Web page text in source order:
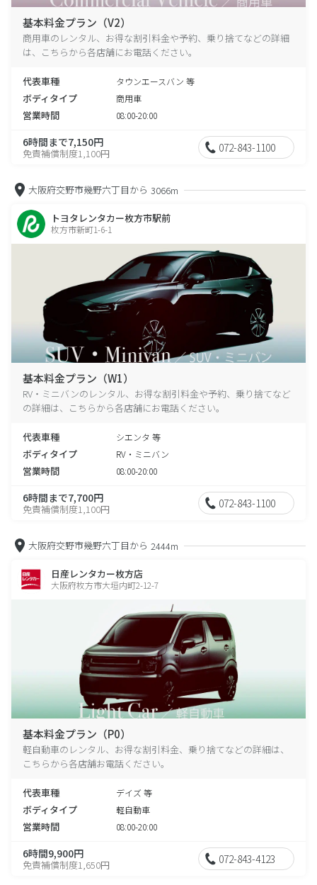
基本料金プラン（V2）
商用車のレンタル、お得な割引料金や予約、乗り捨てなどの詳細
は、こちらから各店舗にお電話ください。
代表車種 タウンエースバン 等
ボディタイプ 商用車
営業時間 08:00-20:00
6時間まで7,150円
免責補償制度1,100円 072-843-1100
大阪府交野市幾野六丁目から 3066m
トヨタレンタカー枚方市駅前
枚方市新町1-6-1
基本料金プラン（W1）
RV・ミニバンのレンタル、お得な割引料金や予約、乗り捨てなど
の詳細は、こちらから各店舗にお電話ください。
代表車種 シエンタ 等
ボディタイプ RV・ミニバン
営業時間 08:00-20:00
6時間まで7,700円
免責補償制度1,100円 072-843-1100
大阪府交野市幾野六丁目から 2444m
日産レンタカー枚方店
大阪府枚方市大垣内町2-12-7
基本料金プラン（P0）
軽自動車のレンタル、お得な割引料金、乗り捨てなどの詳細は、
こちらから各店舗お電話ください。
代表車種 デイズ 等
ボディタイプ 軽自動車
営業時間 08:00-20:00
6時間9,900円
免責補償制度1,650円 072-843-4123